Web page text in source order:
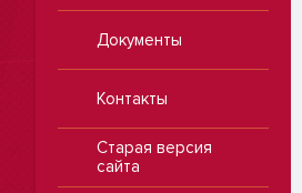
Документы
Контакты
Старая версия
сайта